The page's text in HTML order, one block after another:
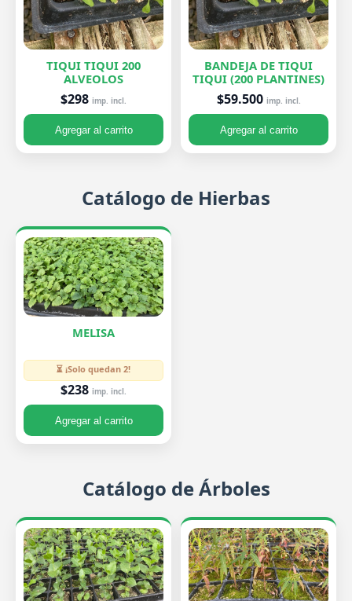
TIQUI TIQUI 200
ALVEOLOS
$298 imp. incl.
Agregar al carrito
BANDEJA DE TIQUI
TIQUI (200 PLANTINES)
$59.500 imp. incl.
Agregar al carrito
Catálogo de Hierbas
MELISA
⏳ ¡Solo quedan 2!
$238 imp. incl.
Agregar al carrito
Catálogo de Árboles